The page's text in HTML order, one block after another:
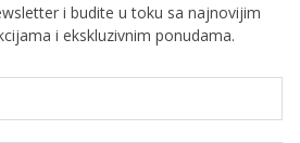
i budite u toku sa najnovijim
i ekskluzivnim ponudama.